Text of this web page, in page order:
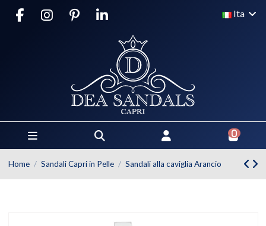
Ita
0
Home Sandali Capri in Pelle Sandali alla caviglia Arancio